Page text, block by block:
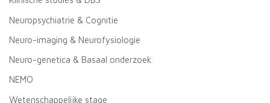
Neuropsychiatrie & Cognitie
Neuro-imaging & Neurofysiologie
Neuro-genetica & Basaal onderzoek
NEMO
Wetenschappelijke stage